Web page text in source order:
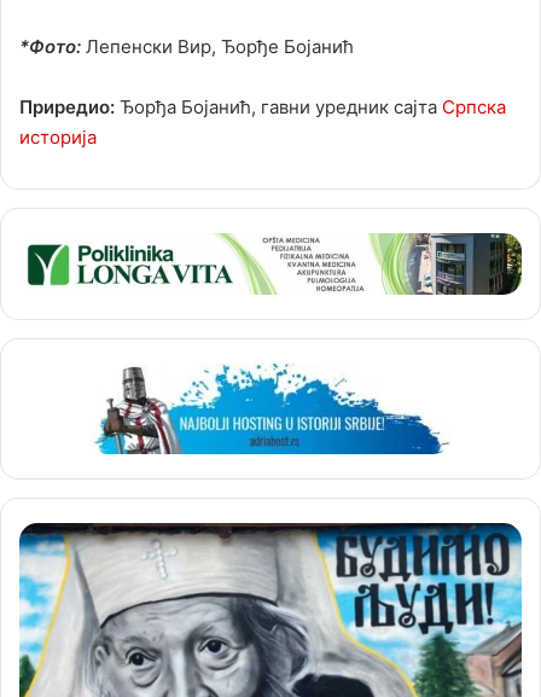
*Фото: Лепенски Вир, Ђорђе Бојанић
Приредио: Ђорђа Бојанић, гавни уредник сајта Српска
историја